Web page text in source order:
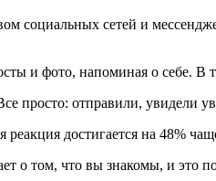
социальных сетей и
и фото, напоминая о себе.
просто: отправили, увидели
достигается на 48%
о том, что вы знакомы, и это